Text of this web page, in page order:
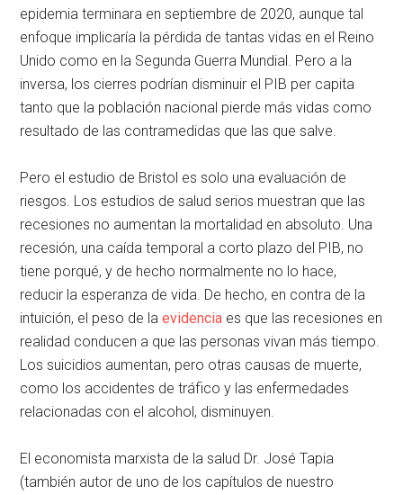
epidemia terminara en septiembre de 2020, aunque tal
enfoque implicaría la pérdida de tantas vidas en el Reino
Unido como en la Segunda Guerra Mundial. Pero a la
inversa, los cierres podrían disminuir el PIB per capita
tanto que la población nacional pierde más vidas como
resultado de las contramedidas que las que salve.
Pero el estudio de Bristol es solo una evaluación de
riesgos. Los estudios de salud serios muestran que las
recesiones no aumentan la mortalidad en absoluto. Una
recesión, una caída temporal a corto plazo del PIB, no
tiene porqué, y de hecho normalmente no lo hace,
reducir la esperanza de vida. De hecho, en contra de la
intuición, el peso de laevidencia es que las recesiones en
realidad conducen a que las personas vivan más tiempo.
Los suicidios aumentan, pero otras causas de muerte,
como los accidentes de tráfico y las enfermedades
relacionadas con el alcohol, disminuyen.
El economista marxista de la salud Dr. José Tapia
(también autor de uno de los capítulos de nuestro